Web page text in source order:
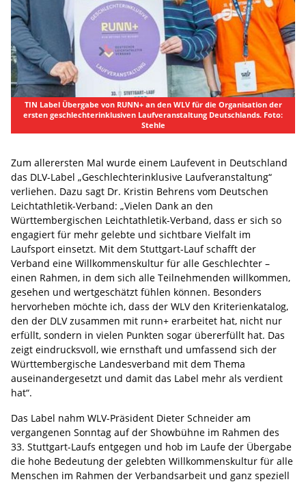
TIN Label Übergabe von RUNN+ an den WLV für die Organisation der
ersten geschlechterinklusiven Laufveranstaltung Deutschlands. Foto:
Stehle
Zum allerersten Mal wurde einem Laufevent in Deutschland
das DLV-Label „Geschlechterinklusive Laufveranstaltung“
verliehen. Dazu sagt Dr. Kristin Behrens vom Deutschen
Leichtathletik-Verband: „Vielen Dank an den
Württembergischen Leichtathletik-Verband, dass er sich so
engagiert für mehr gelebte und sichtbare Vielfalt im
Laufsport einsetzt. Mit dem Stuttgart-Lauf schafft der
Verband eine Willkommenskultur für alle Geschlechter –
einen Rahmen, in dem sich alle Teilnehmenden willkommen,
gesehen und wertgeschätzt fühlen können. Besonders
hervorheben möchte ich, dass der WLV den Kriterienkatalog,
den der DLV zusammen mit runn+ erarbeitet hat, nicht nur
erfüllt, sondern in vielen Punkten sogar übererfüllt hat. Das
zeigt eindrucksvoll, wie ernsthaft und umfassend sich der
Württembergische Landesverband mit dem Thema
auseinandergesetzt und damit das Label mehr als verdient
hat“.
Das Label nahm WLV-Präsident Dieter Schneider am
vergangenen Sonntag auf der Showbühne im Rahmen des
33. Stuttgart-Laufs entgegen und hob im Laufe der Übergabe
die hohe Bedeutung der gelebten Willkommenskultur für alle
Menschen im Rahmen der Verbandsarbeit und ganz speziell